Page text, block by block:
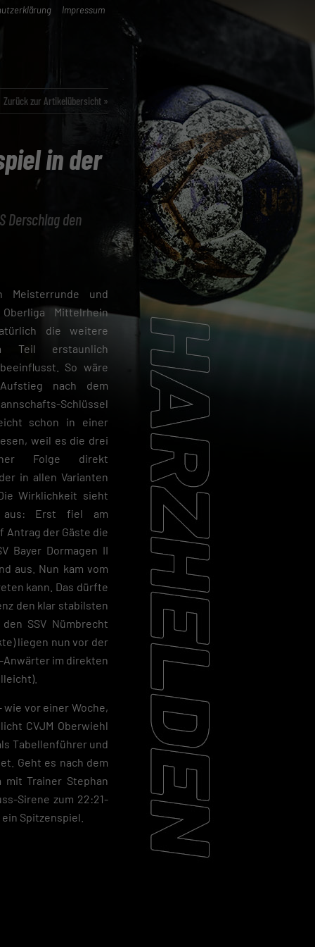
Impressum
Zurück zur Artikelübersicht »
in der
Derschlag den
Meisterrunde und
Mittelrhein
die weitere
Teil erstaunlich
So wäre
nach dem
Schlüssel
schon in einer
weil es die drei
Folge direkt
in allen Varianten
Wirklichkeit sieht
aus: Erst fiel am
Antrag der Gäste die
Bayer Dormagen II
aus. Nun kam vom
kann. Das dürfte
den klar stabilsten
SSV Nümbrecht
liegen nun vor der
Anwärter im direkten
vor einer Woche,
CVJM Oberwiehl
Tabellenführer und
Geht es nach dem
Trainer Stephan
Sirene zum 22:21-
Spitzenspiel.